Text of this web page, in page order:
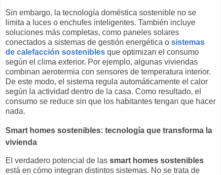
Sin embargo, la tecnología doméstica sostenible no se
limita a luces o enchufes inteligentes. También incluye
soluciones más completas, como paneles solares
conectados a sistemas de gestión energética o sistemas
de calefacción sostenibles que optimizan el consumo
según el clima exterior. Por ejemplo, algunas viviendas
combinan aerotermia con sensores de temperatura interior.
De este modo, el sistema regula automáticamente el calor
según la actividad dentro de la casa. Como resultado, el
consumo se reduce sin que los habitantes tengan que hacer
nada.
Smart homes sostenibles: tecnología que transforma la
vivienda
El verdadero potencial de las smart homes sostenibles
está en cómo integran distintos sistemas. No se trata de